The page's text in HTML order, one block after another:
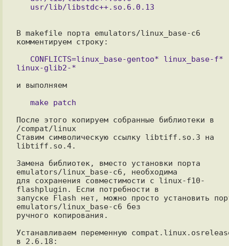
В makefile порта emulators/linux_base-c6
комментируем строку:
и выполняем
После этого копируем собранные библиотеки в
/compat/linux
Ставим символическую ссылку libtiff.so.3 на
libtiff.so.4.
Замена библиотек, вместо установки порта
emulators/linux_base-c6, необходима
для сохранения совместимости с linux-f10-
flashplugin. Если потребности в
запуске Flash нет, можно просто установить
emulators/linux_base-c6 без
ручного копирования.
Устанавливаем переменную
в 2.6.18: